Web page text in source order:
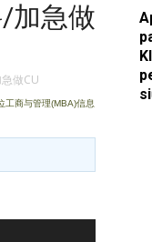
加急做
做CU
工商与管理(MBA)信息